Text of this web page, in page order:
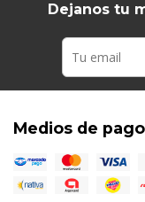
Dejanos tu
Medios de pago